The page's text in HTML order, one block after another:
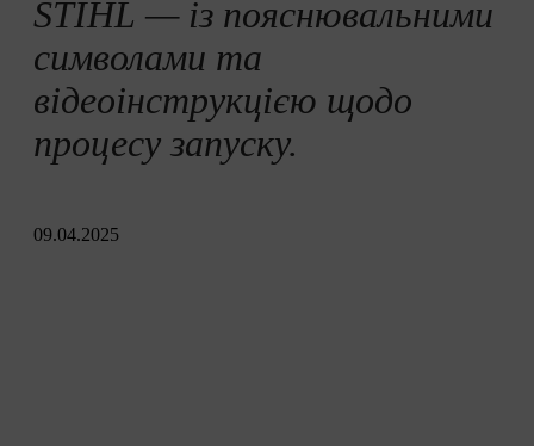
STIHL — із пояснювальними
символами та
відеоінструкцією щодо
процесу запуску.
09.04.2025